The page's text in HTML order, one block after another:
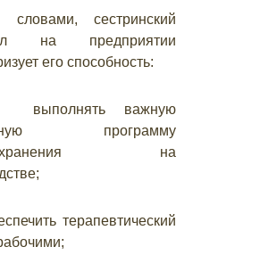
словами, сестринский
на предприятии
его способность:
важную
программу
на
терапевтический